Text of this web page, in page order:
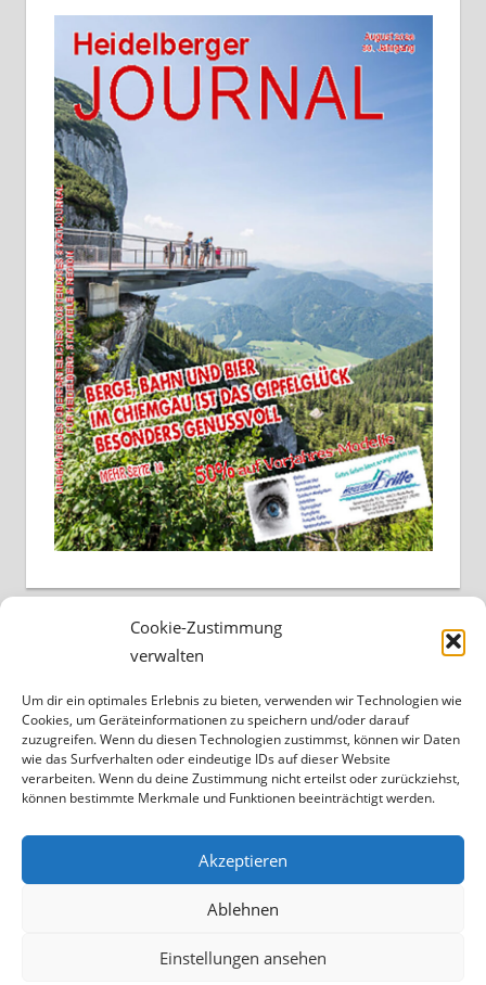
Cookie-Zustimmung
verwalten
Um dir ein optimales Erlebnis zu bieten, verwenden wir Technologien wie
Cookies, um Geräteinformationen zu speichern und/oder darauf
zuzugreifen. Wenn du diesen Technologien zustimmst, können wir Daten
wie das Surfverhalten oder eindeutige IDs auf dieser Website
verarbeiten. Wenn du deine Zustimmung nicht erteilst oder zurückziehst,
können bestimmte Merkmale und Funktionen beeinträchtigt werden.
Akzeptieren
Ablehnen
Einstellungen ansehen